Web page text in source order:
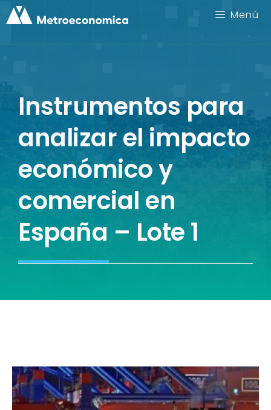
Saltar
al
Menú
Instrumentos para
analizar el impacto
económico y
comercial en
España – Lote 1